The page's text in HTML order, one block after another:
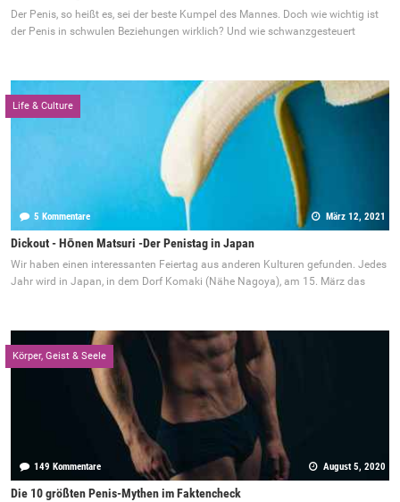
Der Penis, so heißt es, sei der beste Kumpel des Mannes. Doch wie wichtig ist
der Penis in schwulen Beziehungen wirklich? Und wie schwanzgesteuert
Life & Culture
5 Kommentare März 12, 2021
Dickout - Hōnen Matsuri -Der Penistag in Japan
Wir haben einen interessanten Feiertag aus anderen Kulturen gefunden. Jedes
Jahr wird in Japan, in dem Dorf Komaki (Nähe Nagoya), am 15. März das
Körper, Geist & Seele
149 Kommentare August 5, 2020
Die 10 größten Penis-Mythen im Faktencheck